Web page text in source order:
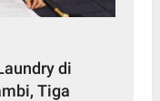
di
Tiga